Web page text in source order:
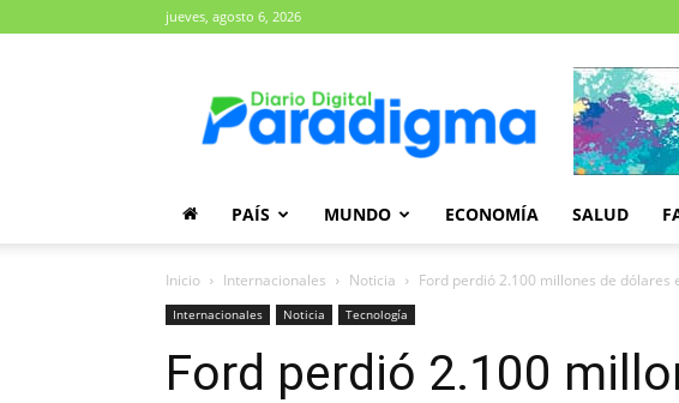
jueves, agosto 6, 2026
Paradigma
PAÍS MUNDO ECONOMÍA SALUD
Inicio Internacionales Noticia Ford perdió 2.100 millones de dólares
Internacionales Noticia Tecnología
Ford perdió 2.100